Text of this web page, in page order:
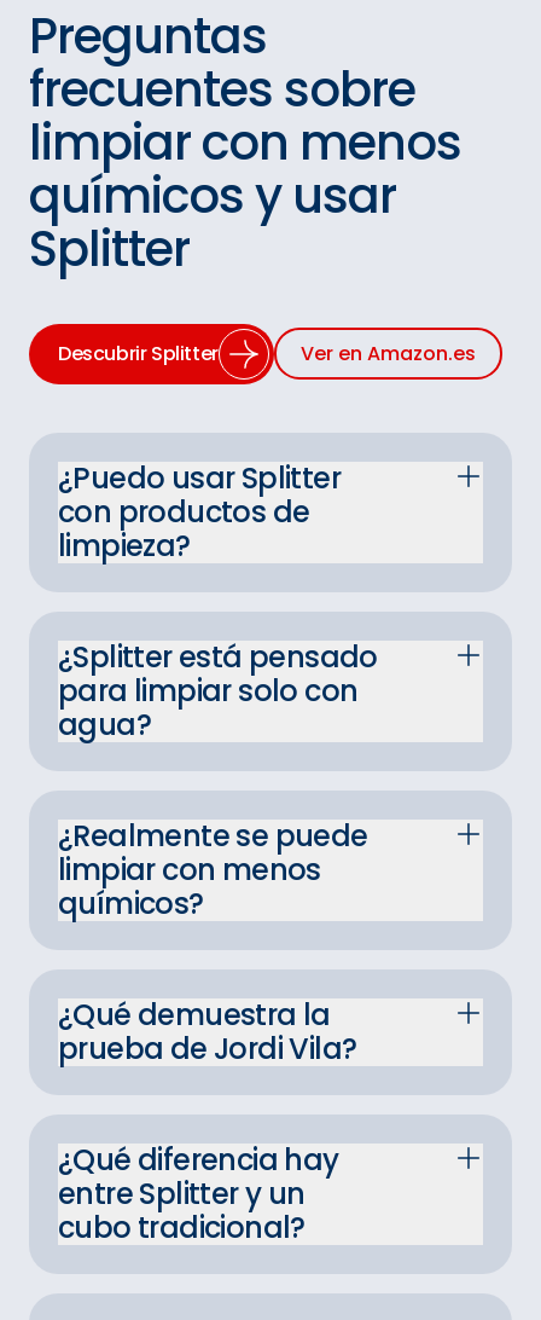
Preguntas
frecuentes sobre
limpiar con menos
químicos y usar
Splitter
Descubrir Splitter Ver en Amazon.es
¿Puedo usar Splitter
con productos de
limpieza?
¿Splitter está pensado
para limpiar solo con
agua?
¿Realmente se puede
limpiar con menos
químicos?
¿Qué demuestra la
prueba de Jordi Vila?
¿Qué diferencia hay
entre Splitter y un
cubo tradicional?